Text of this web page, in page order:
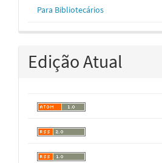
Para Bibliotecários
Edição Atual